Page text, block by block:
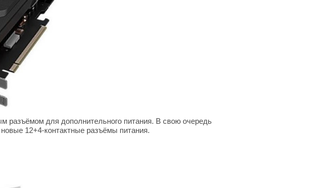
разъёмом для дополнительного питания. В свою очередь
12+4-контактные разъёмы питания.